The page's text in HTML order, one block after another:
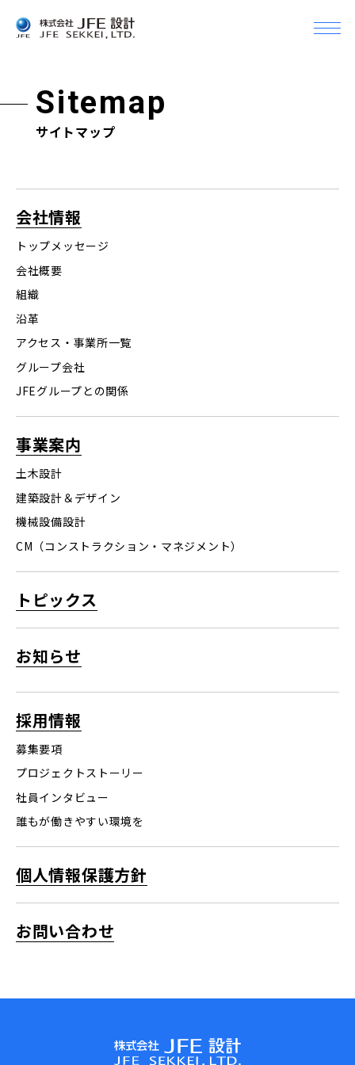
メ
企業情報Top
組織
沿革
アクセス・事業所一覧
Business
事業案内Top
土木設計
建築設計＆デザイン
機械設備設計
Topics
トピックス
お知らせ
Recruit
採用情報
採用情報Top
募集要項
プロジェクトストーリー
社員インタビュー
誰もが働きやすい環境を
Sitemap
サイトマップ
会社情報
トップメッセージ
会社概要
組織
沿革
アクセス・事業所一覧
グループ会社
JFEグループとの関係
事業案内
土木設計
建築設計＆デザイン
機械設備設計
CM（コンストラクション・マネジメント）
トピックス
お知らせ
採用情報
募集要項
プロジェクトストーリー
社員インタビュー
誰もが働きやすい環境を
個人情報保護方針
お問い合わせ